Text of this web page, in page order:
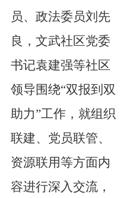
员、政法委员刘先
良，文武社区党委
书记袁建强等社区
领导围绕“双报到双
助力”工作，就组织
联建、党员联管、
资源联用等方面内
容进行深入交流，